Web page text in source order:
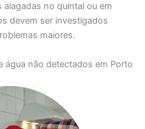
no quintal ou em
devem ser investigados
maiores.
água não detectados em Porto